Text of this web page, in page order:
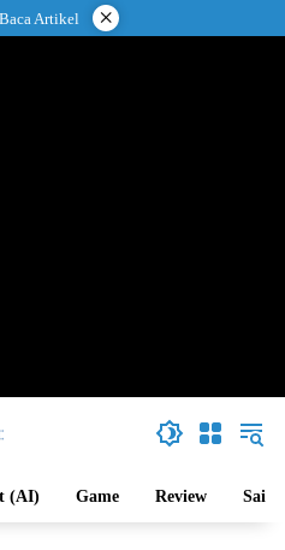
Artikel ×
(AI) Game Review Sains